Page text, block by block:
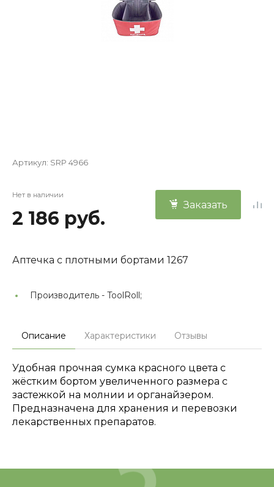
Артикул: SRP 4966
Нет в наличии
2 186 руб.
Заказать
Аптечка с плотными бортами 1267
Производитель - ToolRoll;
Описание Характеристики Отзывы
Удобная прочная сумка красного цвета с
жёстким бортом увеличенного размера с
застежкой на молнии и органайзером.
Предназначена для хранения и перевозки
лекарственных препаратов.